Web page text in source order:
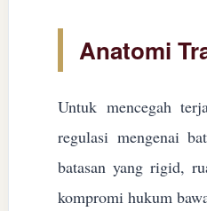
Anatomi
Untuk mencegah
regulasi mengenai
batasan yang rigid,
kompromi hukum